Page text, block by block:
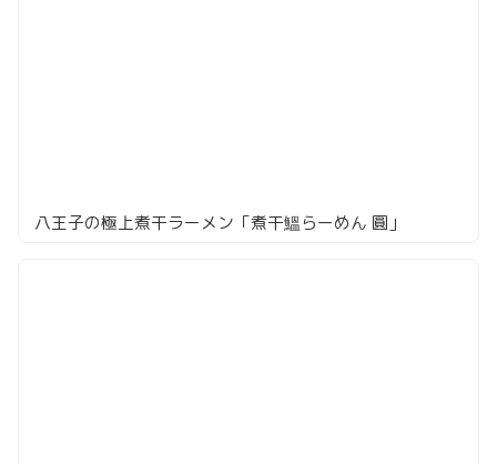
八王子の極上煮干ラーメン「煮干鰮らーめん 圓」